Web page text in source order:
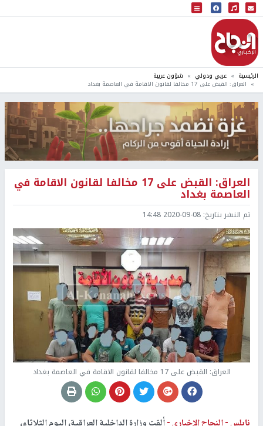
البث المباشر
إذاعة النجاح
الرئيسية عربي ودولي شؤون عربية
العراق: القبض على 17 مخالفا لقانون الاقامة في العاصمة بغداد
العراق: القبض على 17 مخالفا لقانون الاقامة في
العاصمة بغداد
تم النشر بتاريخ: 2020-09-08 14:48
العراق: القبض على 17 مخالفا لقانون الاقامة في العاصمة بغداد